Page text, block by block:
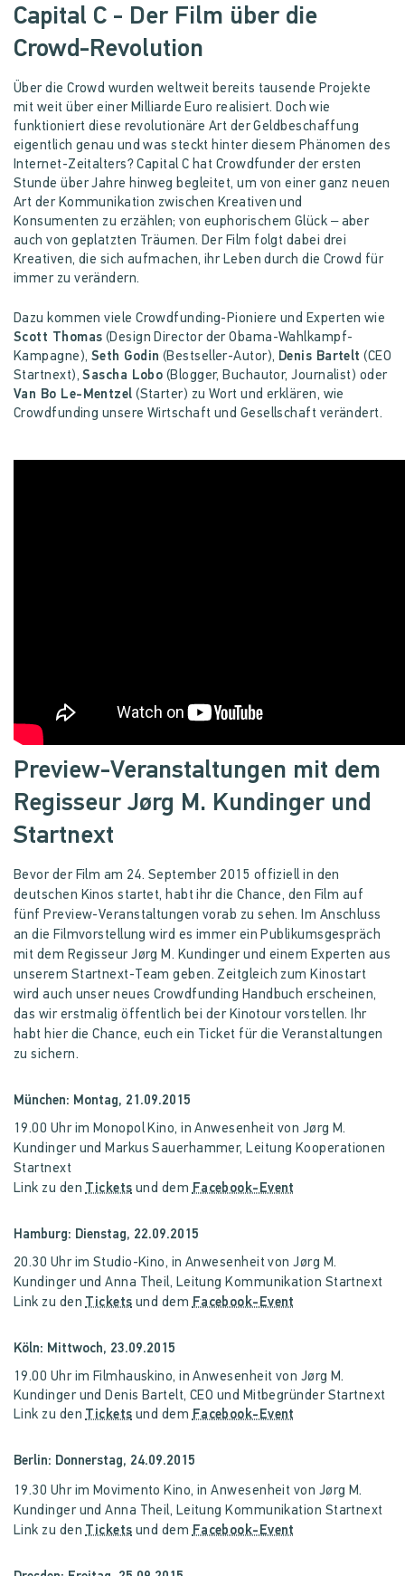
Capital C - Der Film über die
Crowd-Revolution
Über die Crowd wurden weltweit bereits tausende Projekte
mit weit über einer Milliarde Euro realisiert. Doch wie
funktioniert diese revolutionäre Art der Geldbeschaffung
eigentlich genau und was steckt hinter diesem Phänomen des
Internet-Zeitalters? Capital C hat Crowdfunder der ersten
Stunde über Jahre hinweg begleitet, um von einer ganz neuen
Art der Kommunikation zwischen Kreativen und
Konsumenten zu erzählen; von euphorischem Glück – aber
auch von geplatzten Träumen. Der Film folgt dabei drei
Kreativen, die sich aufmachen, ihr Leben durch die Crowd für
immer zu verändern.
Dazu kommen viele Crowdfunding-Pioniere und Experten wie
Scott Thomas (Design Director der Obama-Wahlkampf-
Kampagne), Seth Godin (Bestseller-Autor), Denis Bartelt (CEO
Startnext),Sascha Lobo (Blogger, Buchautor, Journalist) oder
Van Bo Le-Mentzel (Starter) zu Wort und erklären, wie
Crowdfunding unsere Wirtschaft und Gesellschaft verändert.
Preview-Veranstaltungen mit dem
Regisseur Jørg M. Kundinger und
Startnext
Bevor der Film am 24. September 2015 offiziell in den
deutschen Kinos startet, habt ihr die Chance, den Film auf
fünf Preview-Veranstaltungen vorab zu sehen. Im Anschluss
an die Filmvorstellung wird es immer ein Publikumsgespräch
mit dem Regisseur Jørg M. Kundinger und einem Experten aus
unserem Startnext-Team geben. Zeitgleich zum Kinostart
wird auch unser neues Crowdfunding Handbuch erscheinen,
das wir erstmalig öffentlich bei der Kinotour vorstellen. Ihr
habt hier die Chance, euch ein Ticket für die Veranstaltungen
zu sichern.
München: Montag, 21.09.2015
19.00 Uhr im Monopol Kino, in Anwesenheit von Jørg M.
Kundinger und Markus Sauerhammer, Leitung Kooperationen
Startnext
Link zu den Tickets und dem Facebook-Event
Hamburg: Dienstag, 22.09.2015
20.30 Uhr im Studio-Kino, in Anwesenheit von Jørg M.
Kundinger und Anna Theil, Leitung Kommunikation Startnext
Link zu den Tickets und dem Facebook-Event
Köln: Mittwoch, 23.09.2015
19.00 Uhr im Filmhauskino, in Anwesenheit von Jørg M.
Kundinger und Denis Bartelt, CEO und Mitbegründer Startnext
Link zu den Tickets und dem Facebook-Event
Berlin: Donnerstag, 24.09.2015
19.30 Uhr im Movimento Kino, in Anwesenheit von Jørg M.
Kundinger und Anna Theil, Leitung Kommunikation Startnext
Link zu den Tickets und dem Facebook-Event